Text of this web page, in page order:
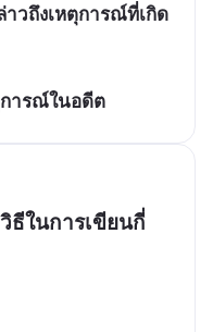
วถึงเหตุการณ์ที่เกิด
ารณ์ในอดีต
ธีในการเขียนกี่